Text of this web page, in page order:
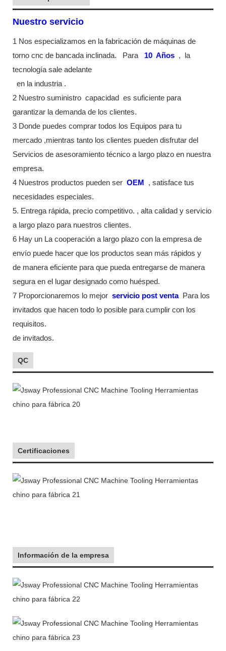
Nuestro servicio
1 Nos especializamos en la fabricación de máquinas de
torno cnc de bancada inclinada.
Para 10 Años ,
la
tecnología sale adelante
en la industria .
2 Nuestro suministro capacidad
es suficiente para
garantizar la demanda de los clientes.
3 Donde puedes comprar todos los Equipos para tu
mercado ,mientras tanto los clientes pueden disfrutar del
Servicios de asesoramiento técnico a largo plazo en nuestra
empresa.
4 Nuestros productos pueden ser OEM
, satisface tus
necesidades especiales.
5. Entrega rápida, precio competitivo. , alta calidad y servicio
a largo plazo para nuestros clientes.
6 Hay un La cooperación a largo plazo con la empresa de
envío puede hacer que los productos sean más rápidos y
de manera eficiente para que pueda entregarse de manera
segura en el lugar designado como huésped.
7 Proporcionaremos lo mejor servicio post venta Para los
invitados que hacen todo lo posible para cumplir con los
requisitos.
de invitados.
QC
Certificaciones
Información de la empresa